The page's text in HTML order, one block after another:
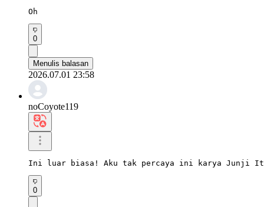
Oh
0
Menulis balasan
2026.07.01 23:58
noCoyote119
Ini luar biasa! Aku tak percaya ini karya Junji
0